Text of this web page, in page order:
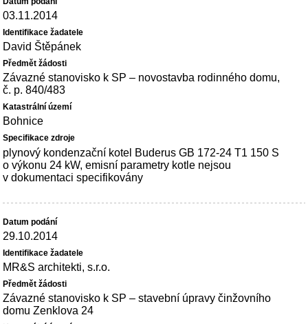
03.11.2014
David Štěpánek
Závazné stanovisko k SP – novostavba rodinného domu,
č. p. 840/483
Bohnice
plynový kondenzační kotel Buderus GB 172-24 T1 150 S
o výkonu 24 kW, emisní parametry kotle nejsou
v dokumentaci specifikovány
29.10.2014
MR&S architekti, s.r.o.
Závazné stanovisko k SP – stavební úpravy činžovního
domu Zenklova 24